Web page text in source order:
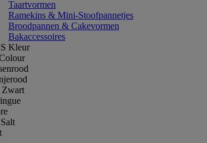
Taartvormen
Ramekins & Mini-Stoofpannetjes
Broodpannen & Cakevormen
Bakaccessoires
Kleur
Zwart